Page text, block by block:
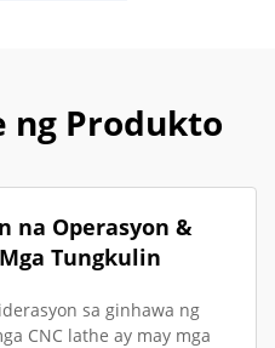
ng Produkto
na Operasyon &
Tungkulin
sa ginhawa ng
CNC lathe ay may mga